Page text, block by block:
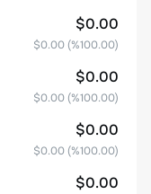
$0.00
$0.00 (%100.00)
$0.00
$0.00 (%100.00)
$0.00
$0.00 (%100.00)
$0.00